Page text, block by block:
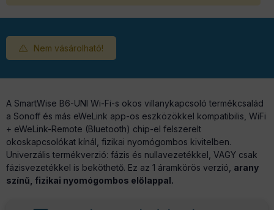
Nem vásárolható!
A SmartWise B6-UNI Wi-Fi-s okos villanykapcsoló termékcsalád
a Sonoff és más eWeLink app-os eszközökkel kompatibilis, WiFi
+ eWeLink-Remote (Bluetooth) chip-el felszerelt
okoskapcsolókat kínál, fizikai nyomógombos kivitelben.
Univerzális termékverzió: fázis és nullavezetékkel, VAGY csak
fázisvezetékkel is beköthető. Ez az 1 áramkörös verzió, arany
színű, fizikai nyomógombos előlappal.